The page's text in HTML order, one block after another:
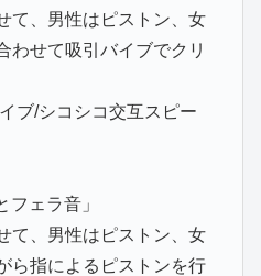
て、男性はピストン、女
わせて吸引バイブでクリ
ブ/シコシコ交互スピー
ェラ音」
て、男性はピストン、女
ら指によるピストンを行